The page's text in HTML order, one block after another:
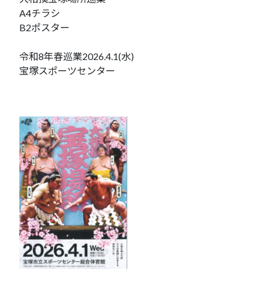
A4チラシ
B2ポスター
令和8年春巡業2026.4.1(水)
宝塚スポーツセンター